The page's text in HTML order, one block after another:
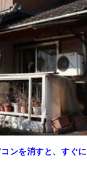
ンを消すと、すぐに